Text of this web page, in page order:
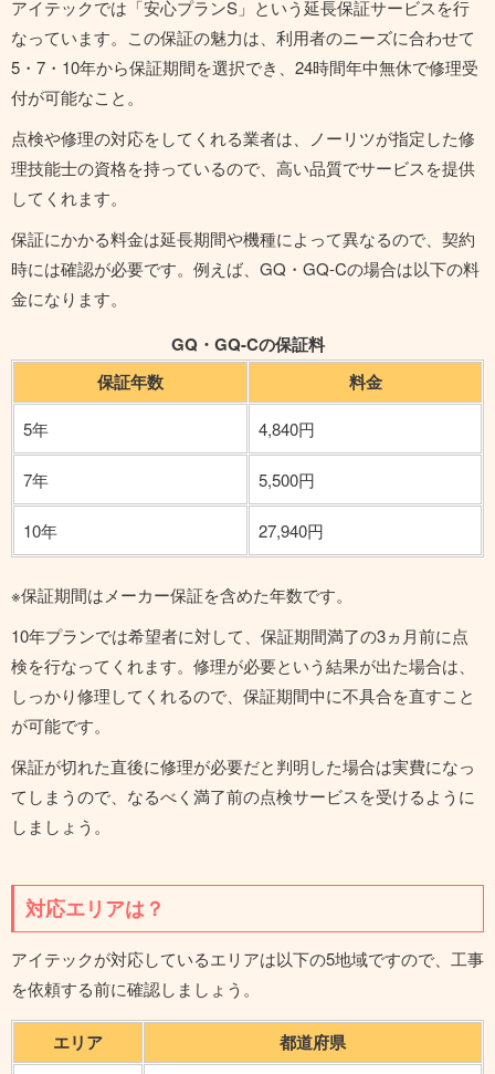
アイテックでは「安心プランS」という延長保証サービスを行
なっています。この保証の魅力は、利用者のニーズに合わせて
5・7・10年から保証期間を選択でき、24時間年中無休で修理受
付が可能なこと。
点検や修理の対応をしてくれる業者は、ノーリツが指定した修
理技能士の資格を持っているので、高い品質でサービスを提供
してくれます。
保証にかかる料金は延長期間や機種によって異なるので、契約
時には確認が必要です。例えば、GQ・GQ-Cの場合は以下の料
金になります。
GQ・GQ-Cの保証料
保証年数
料金
5年 4,840円
7年 5,500円
10年 27,940円
※保証期間はメーカー保証を含めた年数です。
10年プランでは希望者に対して、保証期間満了の3ヵ月前に点
検を行なってくれます。修理が必要という結果が出た場合は、
しっかり修理してくれるので、保証期間中に不具合を直すこと
が可能です。
保証が切れた直後に修理が必要だと判明した場合は実費になっ
てしまうので、なるべく満了前の点検サービスを受けるように
しましょう。
対応エリアは？
アイテックが対応しているエリアは以下の5地域ですので、工事
を依頼する前に確認しましょう。
エリア 都道府県